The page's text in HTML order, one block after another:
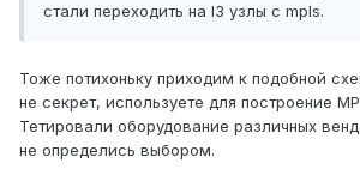
стали переходить на l3 узлы c mpls.
Тоже потихоньку приходим к подобной
не секрет, используете для построение
Тетировали оборудование различных
не определись выбором.